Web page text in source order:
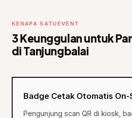
KENAPA SATUEVENT
3 Keunggulan untuk
di Tanjungbalai
Badge Cetak Otomatis On-
Pengunjung scan QR di kiosk,